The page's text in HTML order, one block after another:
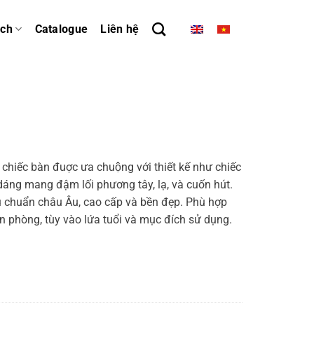
Catalogue Liên hệ
bàn đuợc ưa chuộng với thiết kế như chiếc
mang đậm lối phương tây, lạ, và cuốn hút.
châu Âu, cao cấp và bền đẹp. Phù hợp
phòng, tùy vào lứa tuổi và mục đích sử dụng.